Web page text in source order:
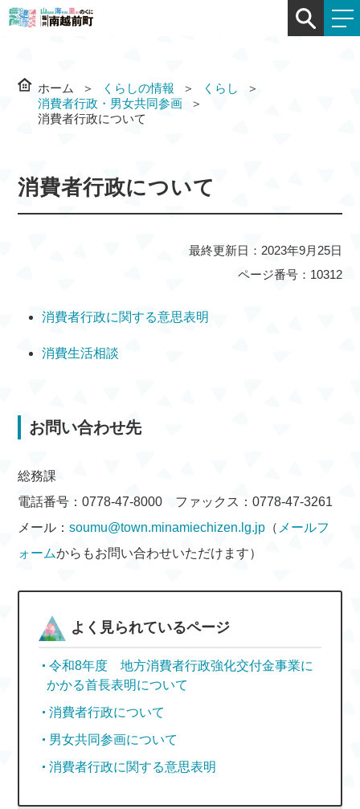
ホーム くらしの情報
くらし
消費者行政・男女共同参画
消費者行政について
消費者行政について
最終更新日：2023年9月25日
ページ番号：10312
消費者行政に関する意思表明
消費生活相談
お問い合わせ先
総務課
電話番号：0778-47-8000 ファックス：0778-47-3261
メール：soumu@town.minamiechizen.lg.jp （ メールフ
ォームからもお問い合わせいただけます）
よく見られているページ
令和8年度 地方消費者行政強化交付金事業に
かかる首長表明について
消費者行政について
男女共同参画について
消費者行政に関する意思表明